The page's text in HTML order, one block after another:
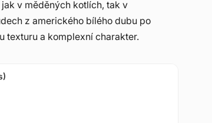
v měděných kotlích, tak v
z amerického bílého dubu po
texturu a komplexní charakter.